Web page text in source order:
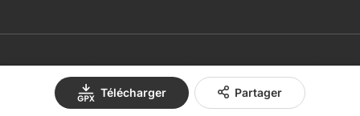
Télécharger Partager
© 2026 OpenRunner - Version 7.31.3